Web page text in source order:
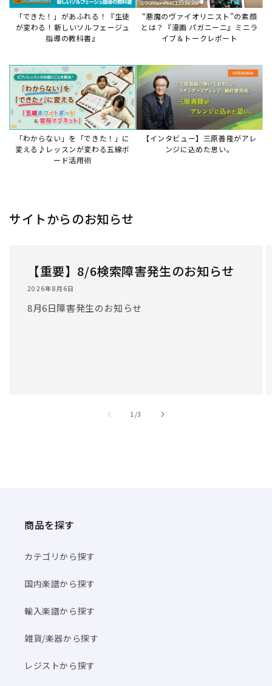
「できた！」があふれる！『生徒
が変わる！新しいソルフェージュ
指導の教科書』
“悪魔のヴァイオリニスト”の素顔
とは？『漫画 パガニーニ』ミニラ
イブ＆トークレポート
「わからない」を「できた！」に
変える♪レッスンが変わる五線ボ
ード活用術
【インタビュー】三原善隆がアレ
ンジに込めた思い。
サイトからのお知らせ
【重要】8/6検索障害発生のお知らせ
2026年8月6日
8月6日障害発生のお知らせ
1 //3
商品を探す
カテゴリから探す
国内楽譜から探す
輸入楽譜から探す
雑貨/楽器から探す
レジストから探す